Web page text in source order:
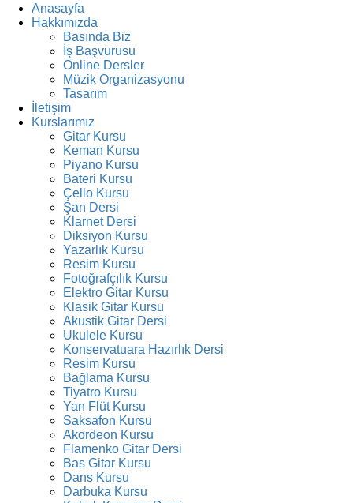
Anasayfa
Hakkımızda
Basında Biz
İş Başvurusu
Online Dersler
Müzik Organizasyonu
Tasarım
İletişim
Kurslarımız
Gitar Kursu
Keman Kursu
Piyano Kursu
Bateri Kursu
Çello Kursu
Şan Dersi
Klarnet Dersi
Diksiyon Kursu
Yazarlık Kursu
Resim Kursu
Fotoğrafçılık Kursu
Elektro Gitar Kursu
Klasik Gitar Kursu
Akustik Gitar Dersi
Ukulele Kursu
Konservatuara Hazırlık Dersi
Resim Kursu
Bağlama Kursu
Tiyatro Kursu
Yan Flüt Kursu
Saksafon Kursu
Akordeon Kursu
Flamenko Gitar Dersi
Bas Gitar Kursu
Dans Kursu
Darbuka Kursu